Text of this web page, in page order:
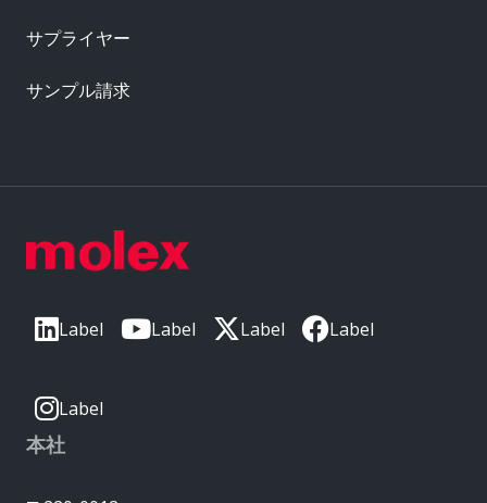
Label Label Label Label
Label
本社
サプライヤー
サンプル請求